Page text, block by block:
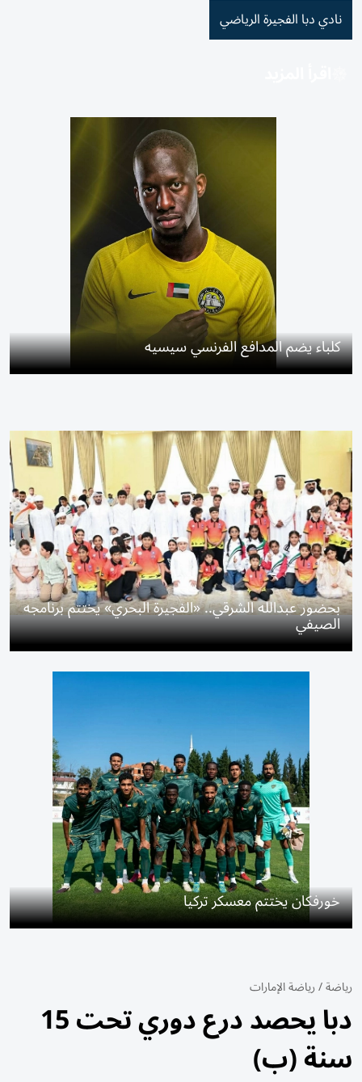
نادي دبا الفجيرة الرياضي
كلباء يضم المدافع الفرنسي سيسيه
بحضور عبدالله الشرقي.. «الفجيرة البحري» يختتم برنامجه
الصيفي
خورفكان يختتم معسكر تركيا
رياضة/رياضة الإمارات
دبا يحصد درع دوري تحت 15
سنة (ب)